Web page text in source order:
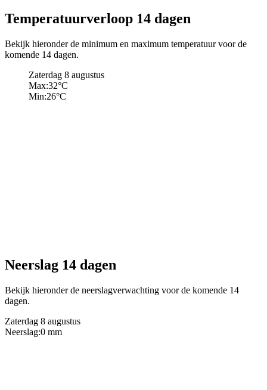
Temperatuurverloop 14 dagen
Bekijk hieronder de minimum en maximum temperatuur voor de
komende 14 dagen.
Zaterdag 8 augustus
Max:32°C
Min:26°C
Neerslag 14 dagen
Bekijk hieronder de neerslagverwachting voor de komende 14
dagen.
Zaterdag 8 augustus
Neerslag:0 mm